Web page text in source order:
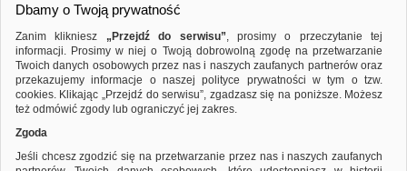
Marka MEDIARANGE
Porównaj Sortuj według
Dbamy o Twoją prywatność
Zanim klikniesz „Przejdź do serwisu”, prosimy o przeczytanie tej
informacji. Prosimy w niej o Twoją dobrowolną zgodę na przetwarzanie
Twoich danych osobowych przez nas i naszych zaufanych partnerów oraz
przekazujemy informacje o naszej polityce prywatności w tym o tzw.
cookies. Klikając „Przejdź do serwisu”, zgadzasz się na poniższe. Możesz
też odmówić zgody lub ograniczyć jej zakres.
Zgoda
Jeśli chcesz zgodzić się na przetwarzanie przez nas i naszych zaufanych